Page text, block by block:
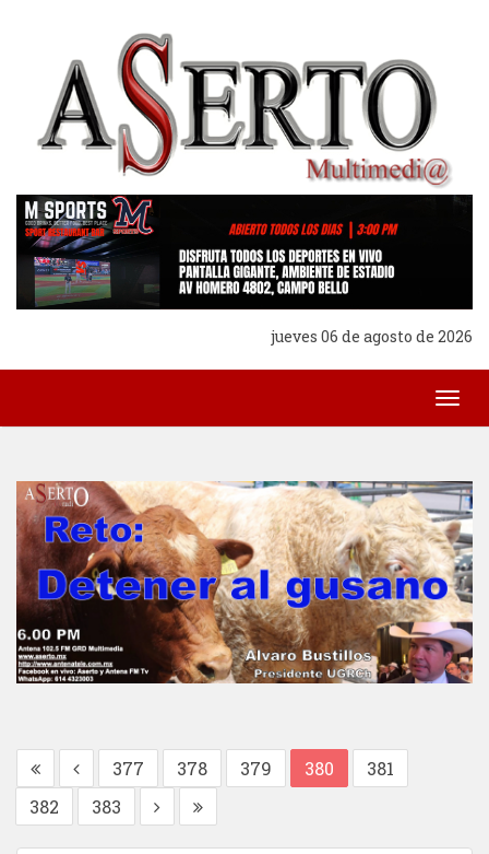
jueves 06 de agosto de 2026
377 378 379 380
381
382
383